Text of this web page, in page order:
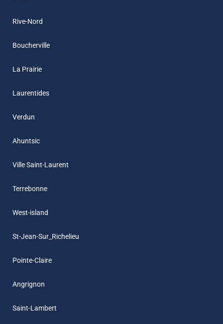
Rive-Nord
Boucherville
La Prairie
Laurentides
Verdun
Ahuntsic
Ville Saint-Laurent
Terrebonne
West-island
St-Jean-Sur_Richelieu
Pointe-Claire
Angrignon
Saint-Lambert